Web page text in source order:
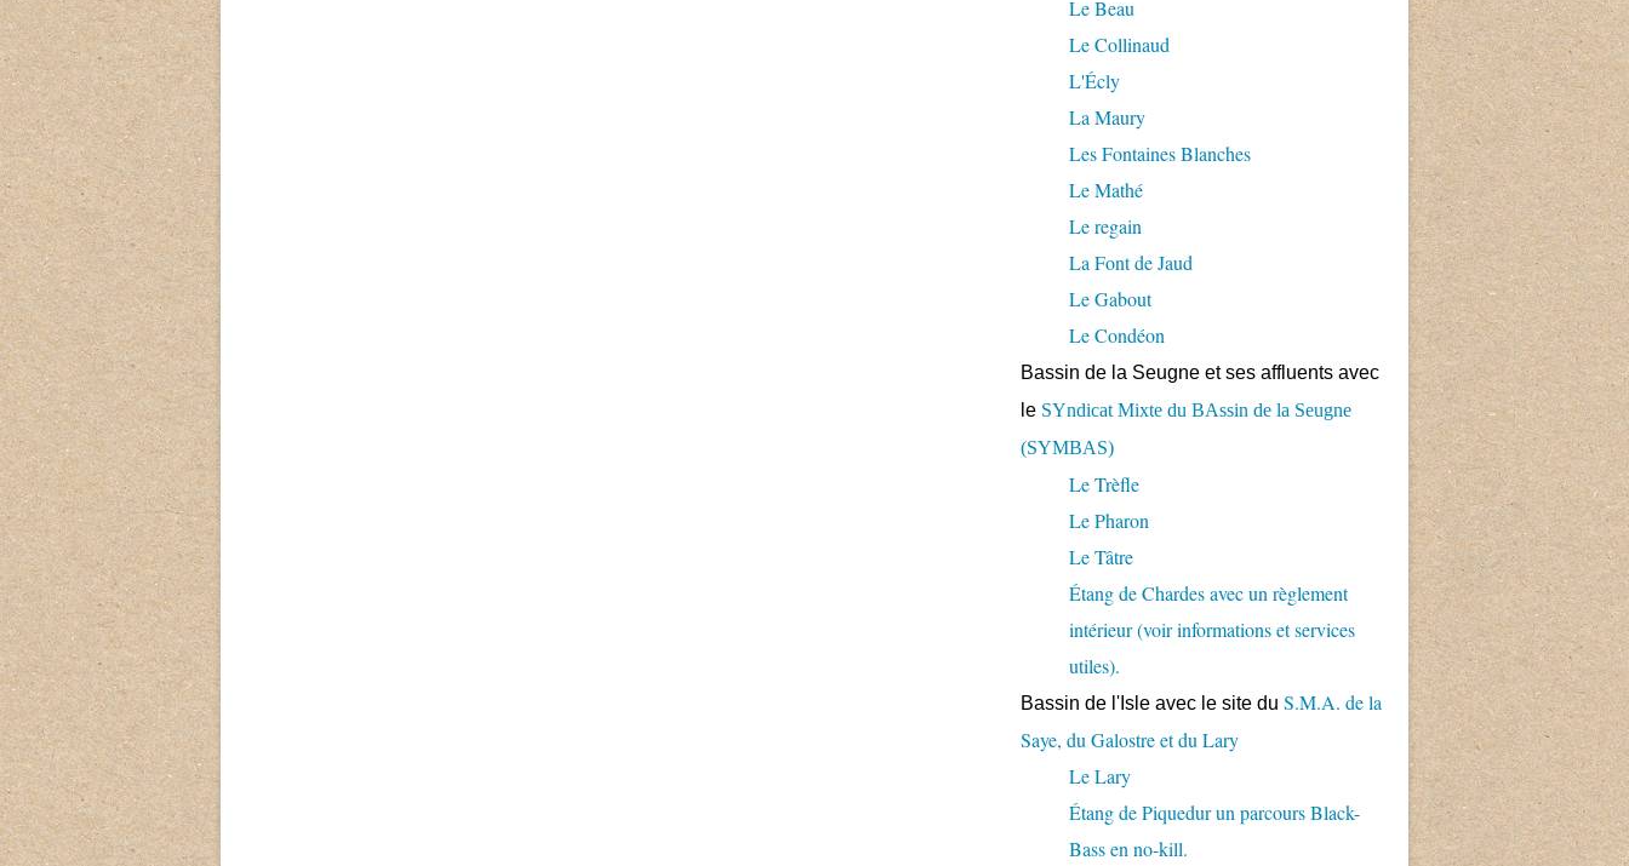
Le Beau
Le Collinaud
L'Écly
La Maury
Les Fontaines Blanches
Le Mathé
Le regain
La Font de Jaud
Le Gabout
Le Condéon
Bassin de la Seugne et ses affluents avec
le SYndicat Mixte du BAssin de la Seugne
(SYMBAS)
Le Trèfle
Le Pharon
Le Tâtre
Étang de Chardes avec un règlement
intérieur (voir informations et services
utiles).
Bassin de l'Isle avec le site du S.M.A. de la
Saye, du Galostre et du Lary
Le Lary
Étang de Piquedur un parcours Black-
Bass en no-kill.